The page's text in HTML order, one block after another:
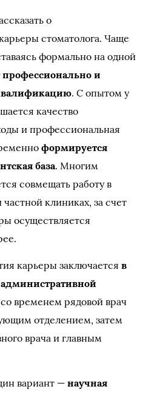
о
стоматолога. Чаще
формально на одной
профессионально и
. С опытом у
качество
и профессиональная
формируется
база. Многим
совмещать работу в
клиниках, за счет
осуществляется
карьеры заключается в
со временем рядовой врач
отделением, затем
врача и главным
вариант — научная